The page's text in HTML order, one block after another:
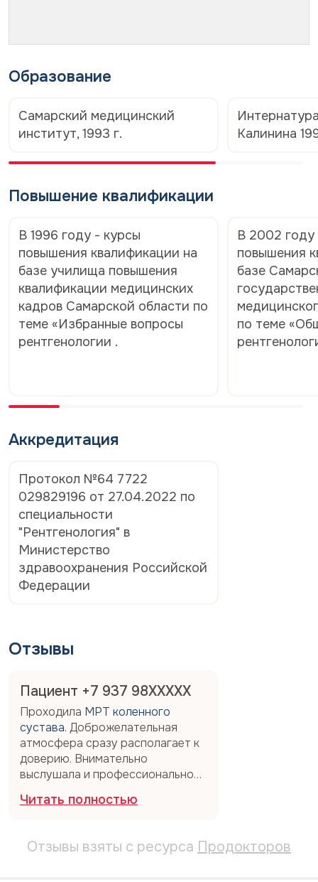
Образование
Самарский медицинский
институт, 1993 г.
Калинина
Повышение квалификации
В 1996 году - курсы
повышения квалификации на
базе училища повышения
квалификации медицинских
кадров Самарской области по
теме «Избранные вопросы
рентгенологии .
В 2002 году
повышения
базе
по теме
Аккредитация
Протокол №64 7722
029829196 от 27.04.2022 по
специальности
"Рентгенология" в
Министерство
здравоохранения Российской
Федерации
Отзывы
Пациент +7 937 98XXXXX
Проходила МРТ коленного
сустава​. Доброжелательная
атмосфера сразу располагает к
доверию. Внимательно
выслушала и профессионально
прекрасными человеческими
Читать полностью
Отзывы взяты с ресурса Продокторов